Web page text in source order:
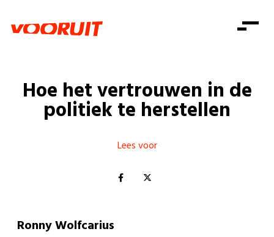
Zorg
Gelijke kansen
Welzijn
Consumentenbescherming
Kinderen en jongeren
Onze mensen
Standpunten
Vacatures
Doe mee
Doe mee
Word lid
Shop
Login
Hoe het vertrouwen in de
politiek te herstellen
Lees voor
Ronny Wolfcarius